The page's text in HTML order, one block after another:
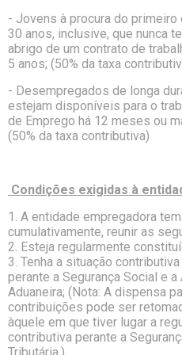
- Jovens à procura do
30 anos, inclusive, que nunca
abrigo de um contrato de
5 anos; (50% da taxa
- Desempregados de longa
estejam disponíveis para o
de Emprego há 12 meses ou
(50% da taxa contributiva)
Condições exigidas à
1. A entidade empregadora
cumulativamente, reunir as
2. Esteja regularmente
3. Tenha a situação
perante a Segurança Social e
Aduaneira; (Nota: A dispensa
contribuições pode ser
àquele em que tiver lugar a
contributiva perante a